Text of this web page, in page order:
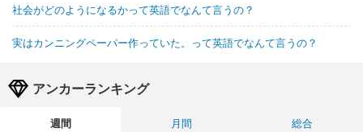
社会がどのようになるかって英語でなんて言うの？
実はカンニングペーパー作っていた。って英語でなんて言うの？
アンカーランキング
週間 月間
総合